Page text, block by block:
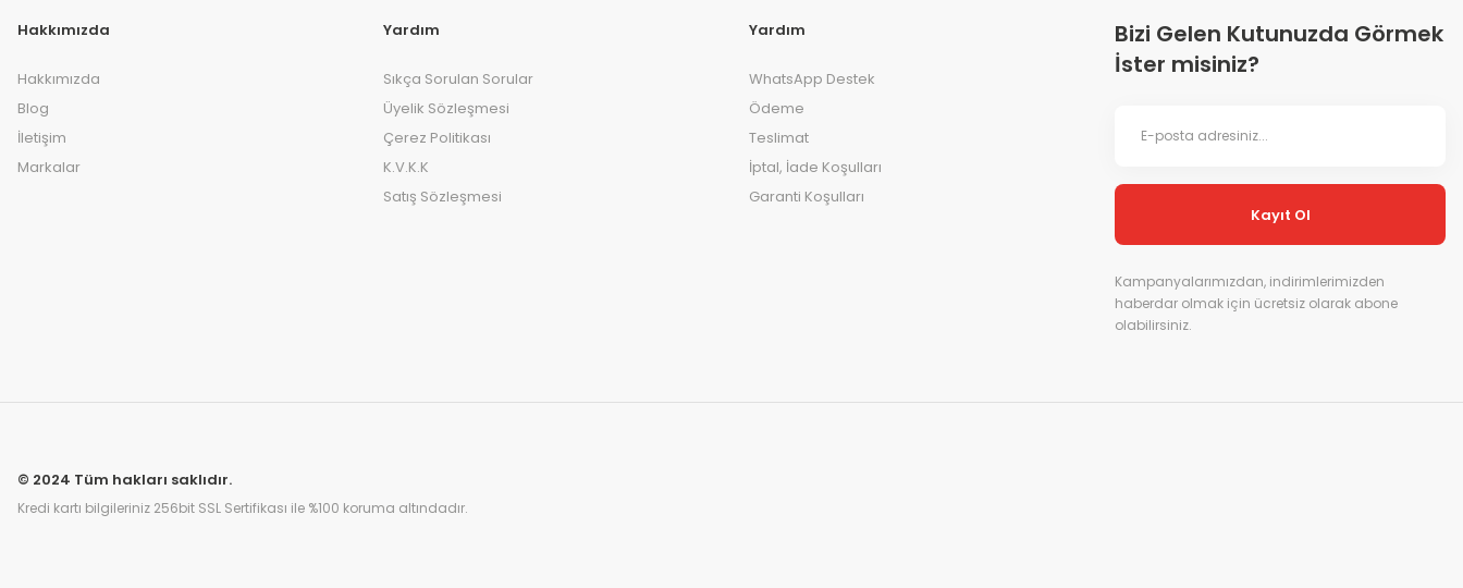
Hakkımızda
Hakkımızda
Blog
İletişim
Markalar
Yardım
Sıkça Sorulan Sorular
Üyelik Sözleşmesi
Çerez Politikası
K.V.K.K
Satış Sözleşmesi
Yardım
WhatsApp Destek
Ödeme
Teslimat
İptal, İade Koşulları
Garanti Koşulları
Bizi Gelen Kutunuzda Görmek
İster misiniz?
Kayıt Ol
Kampanyalarımızdan, indirimlerimizden
haberdar olmak için ücretsiz olarak abone
olabilirsiniz.
© 2024 Tüm hakları saklıdır.
Kredi kartı bilgileriniz 256bit SSL Sertifikası ile %100 koruma altındadır.